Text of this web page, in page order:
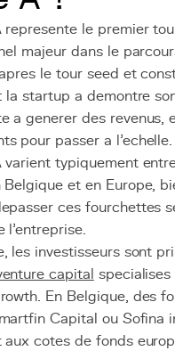
represente le premier
majeur dans le
le tour seed et
la startup a demontre
a generer des revenus,
pour passer a
varient typiquement
Belgique et en Europe,
ces fourchettes
l'entreprise.
les investisseurs sont
capital
En Belgique, des
Capital ou Sofina
aux cotes de fonds